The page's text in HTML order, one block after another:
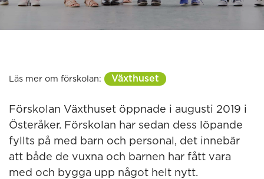
Läs mer om förskolan: Växthuset
Förskolan Växthuset öppnade i augusti 2019 i
Österåker. Förskolan har sedan dess löpande
fyllts på med barn och personal, det innebär
att både de vuxna och barnen har fått vara
med och bygga upp något helt nytt.